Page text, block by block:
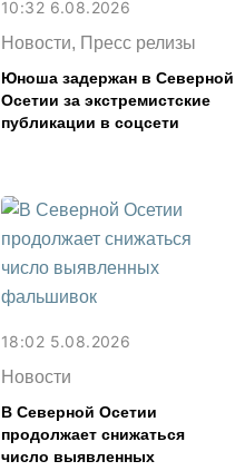
10:32 6.08.2026
Новости, Пресс релизы
Юноша задержан в Северной
Осетии за экстремистские
публикации в соцсети
18:02 5.08.2026
Новости
В Северной Осетии
продолжает снижаться
число выявленных